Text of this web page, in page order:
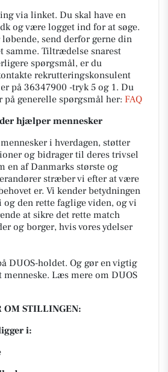
via linket. Du skal have en
og være logget ind for at søge.
send derfor gerne din
samme. Tiltrædelse snarest
spørgsmål, er du
rekrutteringskonsulent
på 36347900 -tryk 5 og 1. Du
på generelle spørgsmål her: FAQ
hjælper mennesker
i hverdagen, støtter
og bidrager til deres trivsel
en af Danmarks største og
stræber vi efter at være
er. Vi kender betydningen
og den rette faglige viden, og vi
at sikre det rette match
og borger, hvis vores ydelser
DUOS-holdet. Og gør en vigtig
Læs mere om DUOS
OM STILLINGEN:
i: